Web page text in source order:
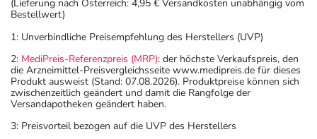
(Lieferung nach Österreich: 4,95 € Versandkosten unabhängig vom
Bestellwert)
1: Unverbindliche Preisempfehlung des Herstellers (UVP)
2: MediPreis-Referenzpreis (MRP): der höchste Verkaufspreis, den
die Arzneimittel-Preisvergleichsseite www.medipreis.de für dieses
Produkt ausweist (Stand: 07.08.2026). Produktpreise können sich
zwischenzeitlich geändert und damit die Rangfolge der
Versandapotheken geändert haben.
3: Preisvorteil bezogen auf die UVP des Herstellers